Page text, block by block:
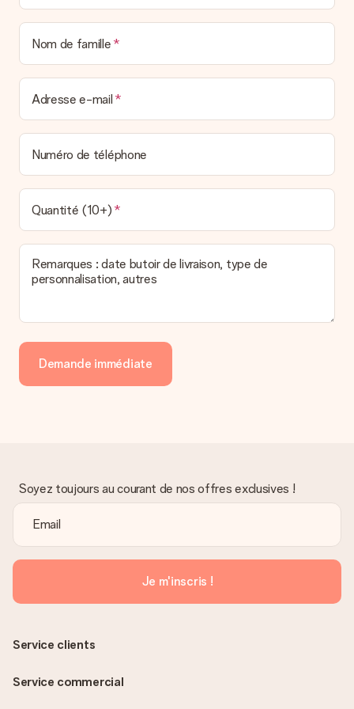
Nom de famille
Adresse e-mail
Numéro de téléphone
Quantité (10+)
Remarques : date butoir de livraison, type de
personnalisation, autres
Demande immédiate
Soyez toujours au courant de nos offres exclusives !
Je m'inscris !
Service clients
Service commercial